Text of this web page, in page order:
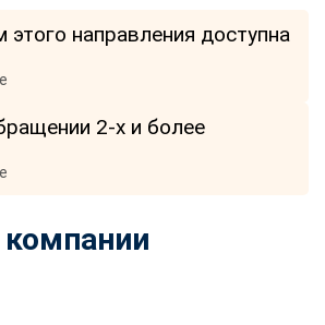
направления доступна
2-х и более
через любой удобный мессенджер!
WhatsApp